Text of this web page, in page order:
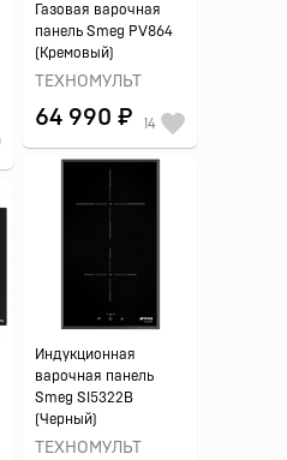
Газовая варочная
панель Smeg PV864
(Кремовый)
ТЕХНОМУЛЬТ
64 990 ₽ 14
Индукционная
варочная панель
Smeg SI5322B
(Черный)
ТЕХНОМУЛЬТ